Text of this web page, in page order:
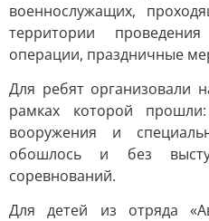
военнослужащих,
территории
операции, праздничные
Для ребят организовали
рамках которой прошли:
вооружения и
обошлось и без
соревнований.
Для детей из отряда